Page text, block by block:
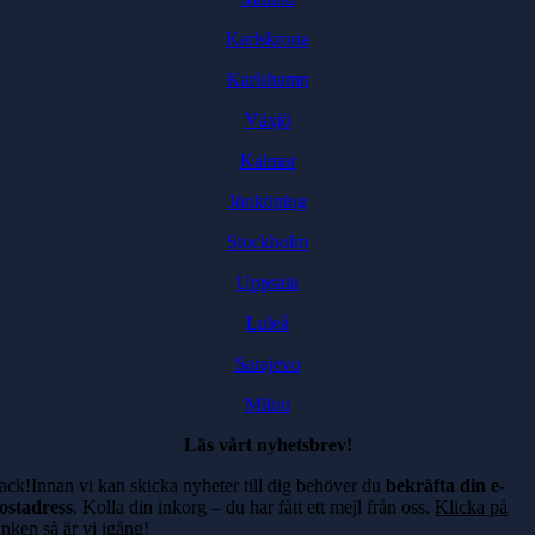
Karlskrona
Karlshamn
Växjö
Kalmar
Jönköping
Stockholm
Uppsala
Luleå
Sarajevo
Milou
Läs vårt nyhetsbrev!
vi kan skicka nyheter till dig behöver dubekräfta din e-
. Kolla din inkorg – du har fått ett mejl från oss. Klicka på
så är vi igång!